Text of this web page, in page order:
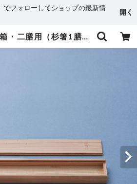
でフォローしてショップの最新情
開く
吉野杉箸箱・二膳用（杉箸1膳付き） | 葛の御菓子 TSUJIMURA